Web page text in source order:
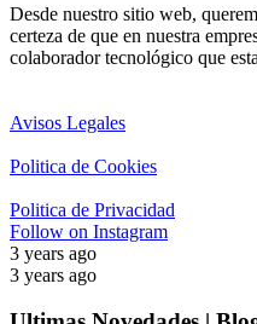
Desde nuestro sitio web,
certeza de que en nuestra
colaborador tecnológico que
Avisos Legales
Politica de Cookies
Politica de Privacidad
Follow on Instagram
3 years ago
3 years ago